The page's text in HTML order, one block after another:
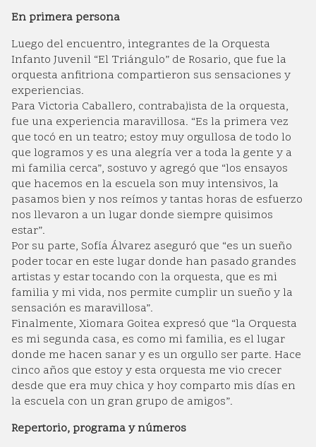
En primera persona
Luego del encuentro, integrantes de la Orquesta
Infanto Juvenil “El Triángulo” de Rosario, que fue la
orquesta anfitriona compartieron sus sensaciones y
experiencias.
Para Victoria Caballero, contrabajista de la orquesta,
fue una experiencia maravillosa. “Es la primera vez
que tocó en un teatro; estoy muy orgullosa de todo lo
que logramos y es una alegría ver a toda la gente y a
mi familia cerca”, sostuvo y agregó que “los ensayos
que hacemos en la escuela son muy intensivos, la
pasamos bien y nos reímos y tantas horas de esfuerzo
nos llevaron a un lugar donde siempre quisimos
estar”.
Por su parte, Sofía Álvarez aseguró que “es un sueño
poder tocar en este lugar donde han pasado grandes
artistas y estar tocando con la orquesta, que es mi
familia y mi vida, nos permite cumplir un sueño y la
sensación es maravillosa”.
Finalmente, Xiomara Goitea expresó que “la Orquesta
es mi segunda casa, es como mi familia, es el lugar
donde me hacen sanar y es un orgullo ser parte. Hace
cinco años que estoy y esta orquesta me vio crecer
desde que era muy chica y hoy comparto mis días en
la escuela con un gran grupo de amigos”.
Repertorio, programa y números